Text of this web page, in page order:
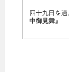
四十九日を
中御見舞』